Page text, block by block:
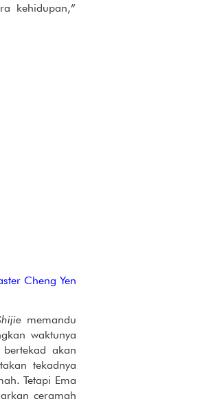
kehidupan,”
Cheng Yen
memandu
waktunya
akan
tekadnya
Tetapi Ema
ceramah